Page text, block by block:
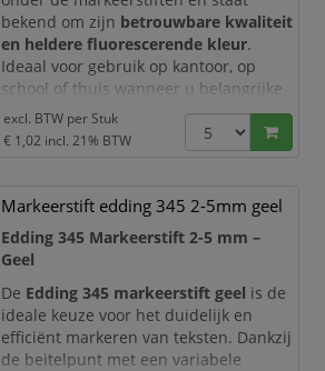
Onuitwisbaar en
bekend om zijn betrouwbare kwaliteit
en heldere fluorescerende kleur.
Ideaal voor gebruik op kantoor, op
school of thuis wanneer u belangrijke
teksten duidelijk wilt accentueren.
Degeschuinde schrijfpunt
maakt het
schrijfbreedte van2 tot 5 mm.
Hierdoor is deze markeerstift perfect
geschikt
excl. BTW per Stuk
€ 1,02 incl. 21% BTW
Markeerstift edding 345 2-5mm geel
Edding 345 Markeerstift 2-5 mm –
Geel
De Edding 345 markeerstift geel is de
ideale keuze voor het duidelijk en
efficiënt markeren van teksten. Dankzij
de beitelpunt met een variabele